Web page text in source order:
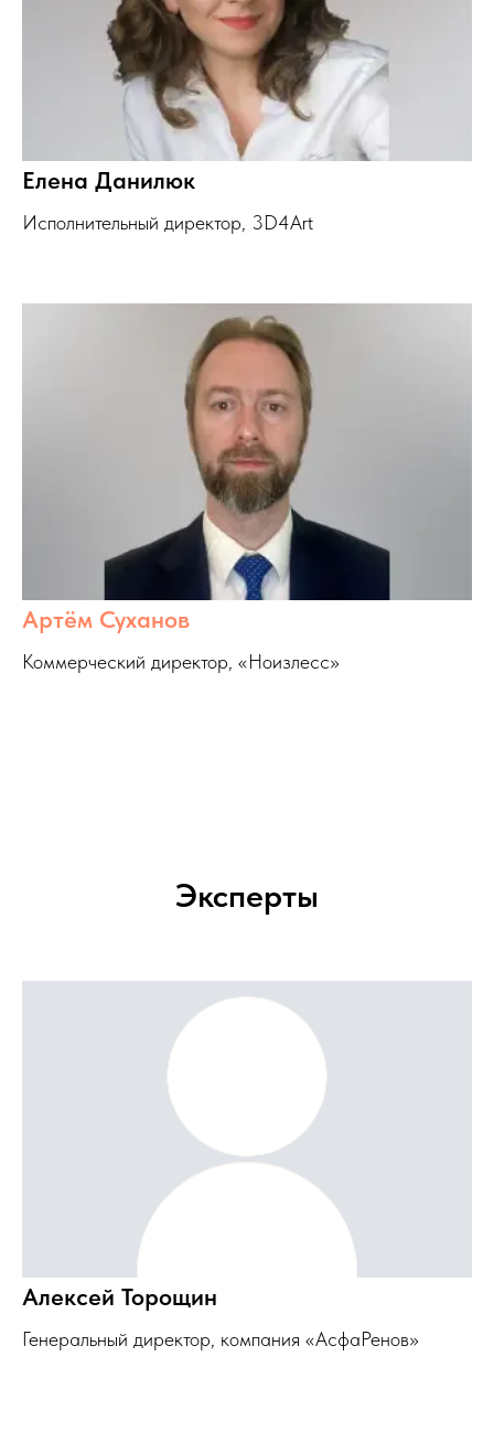
Елена Данилюк
Исполнительный директор, 3D4Art
Артём Суханов
Коммерческий директор, «Ноизлесс»
Эксперты
Алексей Торощин
Генеральный директор, компания «АсфаРенов»